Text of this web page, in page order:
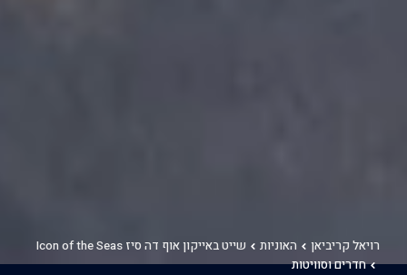
רויאל קריביאן האוניות
שייט באייקון אוף דה סיז Icon of the Seas
חדרים וסוויטות